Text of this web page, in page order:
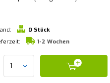
0 Stück
1-2 Wochen